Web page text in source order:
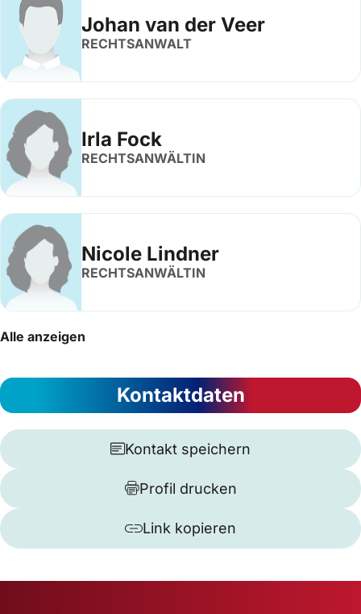
Johan van der Veer
RECHTSANWALT
Irla Fock
RECHTSANWÄLTIN
Nicole Lindner
RECHTSANWÄLTIN
Alle anzeigen
Kontaktdaten
Kontakt speichern
Profil drucken
Link kopieren